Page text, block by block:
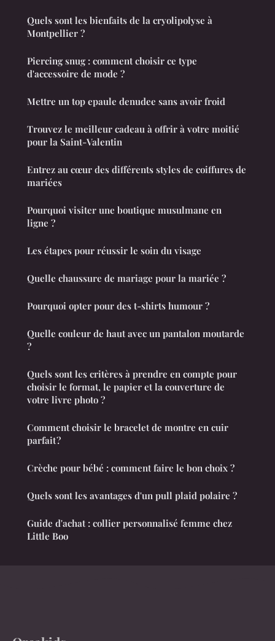
Quels sont les bienfaits de la cryolipolyse à
Montpellier ?
Piercing snug : comment choisir ce type
d'accessoire de mode ?
Mettre un top epaule denudee sans avoir froid
Trouvez le meilleur cadeau à offrir à votre moitié
pour la Saint-Valentin
Entrez au cœur des différents styles de coiffures de
mariées
Pourquoi visiter une boutique musulmane en
ligne ?
Les étapes pour réussir le soin du visage
Quelle chaussure de mariage pour la mariée ?
Pourquoi opter pour des t-shirts humour ?
Quelle couleur de haut avec un pantalon moutarde
?
Quels sont les critères à prendre en compte pour
choisir le format, le papier et la couverture de
votre livre photo ?
Comment choisir le bracelet de montre en cuir
parfait ?
Crèche pour bébé : comment faire le bon choix ?
Quels sont les avantages d'un pull plaid polaire ?
Guide d'achat : collier personnalisé femme chez
Little Boo